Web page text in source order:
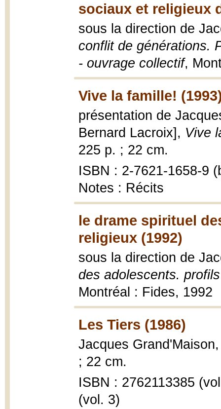
sociaux et religieux
sous la direction de
conflit de générations.
- ouvrage collectif,
Vive la famille!
présentation de
Bernard Lacroix], Vive
225 p. ; 22 cm.
ISBN : 2-7621-1658-9
Notes : Récits
le drame spirituel
religieux (1992)
sous la direction de
des adolescents.
Montréal : Fides, 1992
Les Tiers (1986)
Jacques
; 22 cm.
ISBN : 2762113385
(vol. 3)